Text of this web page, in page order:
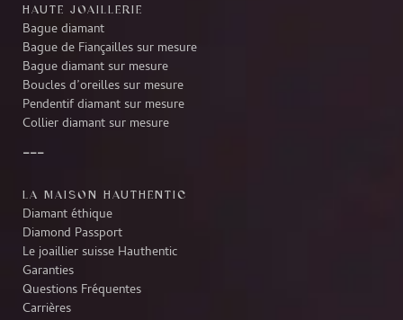
HAUTE JOAILLERIE
Bague diamant
Bague de Fiançailles sur mesure
Bague diamant sur mesure
Boucles d’oreilles sur mesure
Pendentif diamant sur mesure
Collier diamant sur mesure
LA MAISON HAUTHENTIC
Diamant éthique
Diamond Passport
Le joaillier suisse Hauthentic
Garanties
Questions Fréquentes
Carrières